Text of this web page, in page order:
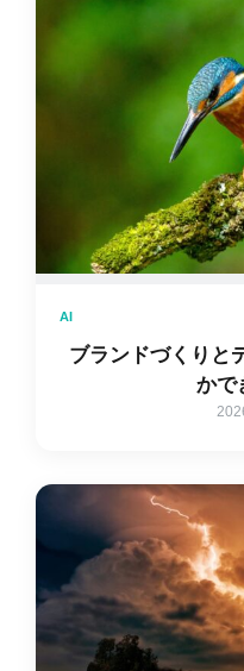
AI
ブランドづくりと
かで